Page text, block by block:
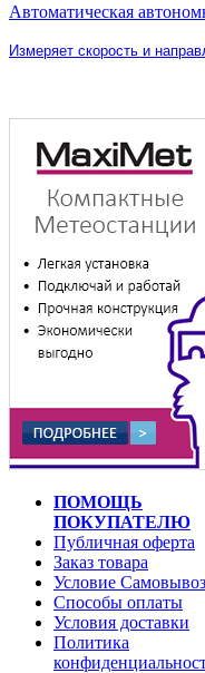
Автоматическая
Измеряет скорость и
ПОМОЩЬ
ПОКУПАТЕЛЮ
Публичная оферта
Заказ товара
Условие
Способы оплаты
Условия доставки
Политика